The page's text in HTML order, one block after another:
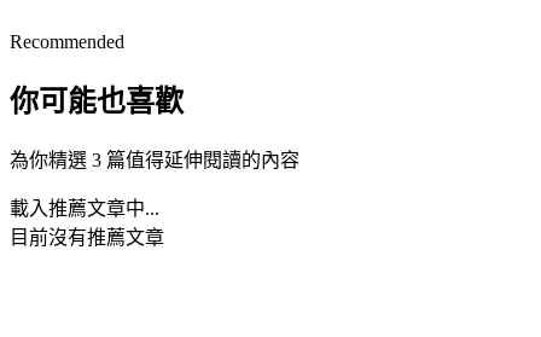
Recommended
你可能也喜歡
為你精選 3 篇值得延伸閱讀的內容
載入推薦文章中...
目前沒有推薦文章